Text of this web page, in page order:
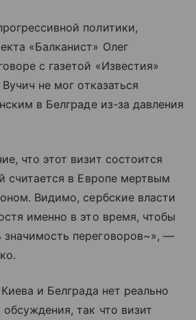
политики,
«Балканист» Олег
с газетой «Известия»
не мог отказаться
в Белграде из-за давления
что этот визит состоится
считается в Европе мертвым
Видимо, сербские власти
именно в это время, чтобы
переговоров~», —
и Белграда нет реально
так что визит